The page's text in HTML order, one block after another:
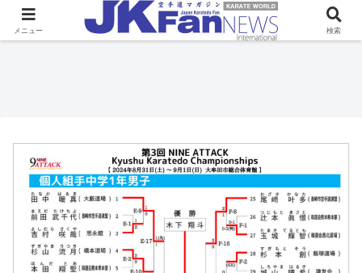
メニュー 検索